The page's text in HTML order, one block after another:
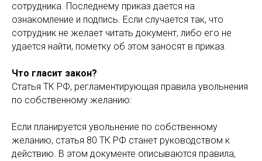
сотрудника. Последнему приказ дается на
ознакомление и подпись. Если случается так, что
сотрудник не желает читать документ, либо его не
удается найти, пометку об этом заносят в приказ.
Что гласит закон?
Статья ТК РФ, регламентирующая правила увольнения
по собственному желанию:
Если планируется увольнение по собственному
желанию, статья 80 ТК РФ станет руководством к
действию. В этом документе описываются правила,